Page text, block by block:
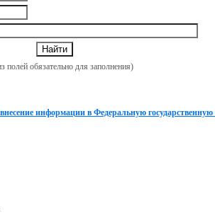
полей обязательно для заполнения)
информации в Федеральную